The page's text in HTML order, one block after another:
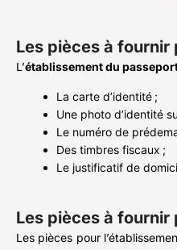
Les pièces à fournir
L’établissement du
La carte d’identité ;
Une photo d’identité
Le numéro de
Des timbres fiscaux ;
Le justificatif de
Les pièces à fournir
Les pièces pour